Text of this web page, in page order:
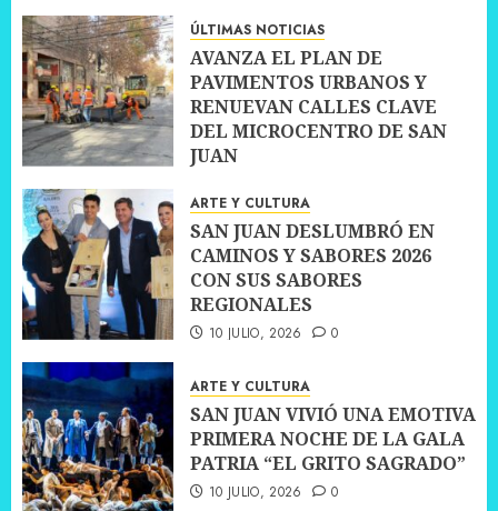
ÚLTIMAS NOTICIAS
AVANZA EL PLAN DE
PAVIMENTOS URBANOS Y
RENUEVAN CALLES CLAVE
DEL MICROCENTRO DE SAN
JUAN
ARTE Y CULTURA
SAN JUAN DESLUMBRÓ EN
CAMINOS Y SABORES 2026
CON SUS SABORES
REGIONALES
10 JULIO, 2026 0
ARTE Y CULTURA
SAN JUAN VIVIÓ UNA EMOTIVA
PRIMERA NOCHE DE LA GALA
PATRIA “EL GRITO SAGRADO”
10 JULIO, 2026 0